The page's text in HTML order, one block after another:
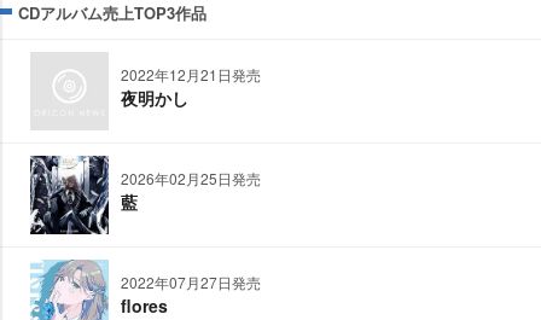
CDアルバム売上TOP3作品
2022年12月21日発売
夜明かし
2026年02月25日発売
藍
2022年07月27日発売
flores